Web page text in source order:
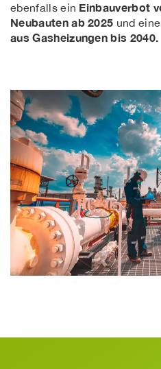
ebenfalls ein Einbauverbot
Neubauten ab 2025 und
aus Gasheizungen bis 2040.